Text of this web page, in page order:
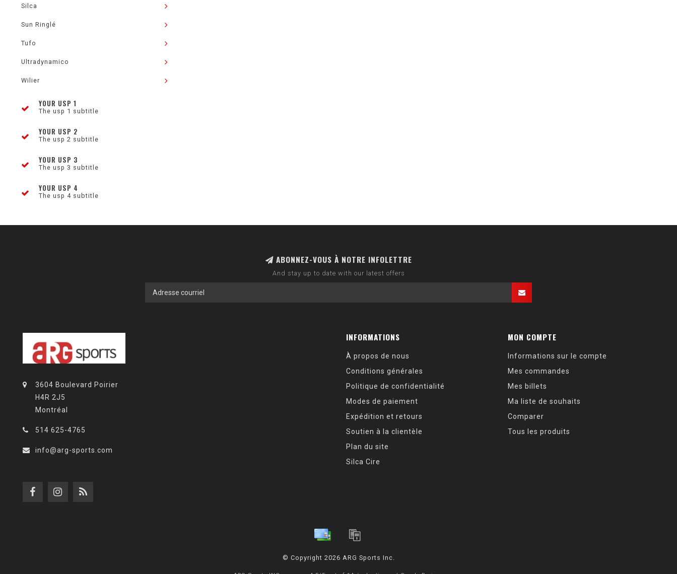
Silca
Sun Ringlé
Tufo
Ultradynamico
Wilier
YOUR USP 1
The usp 1 subtitle
YOUR USP 2
The usp 2 subtitle
YOUR USP 3
The usp 3 subtitle
YOUR USP 4
The usp 4 subtitle
ABONNEZ-VOUS À NOTRE INFOLETTRE
And stay up to date with our latest offers
3604 Boulevard Poirier
H4R 2J5
Montréal
514 625-4765
info@arg-sports.com
INFORMATIONS
À propos de nous
Conditions générales
Politique de confidentialité
Modes de paiement
Expédition et retours
Soutien à la clientèle
Plan du site
Silca Cire
MON COMPTE
Informations sur le compte
Mes commandes
Mes billets
Ma liste de souhaits
Comparer
Tous les produits
© Copyright 2026 ARG Sports Inc.